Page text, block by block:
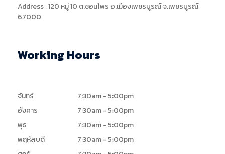
Address : 120 หมู่ 10 ต.ชอนไพร อ.เมืองเพชรบูรณ์ จ.เพชรบูรณ์
67000
Working Hours
จันทร์
7:30am - 5:00pm
อังคาร
7:30am - 5:00pm
พุธ
7:30am - 5:00pm
พฤหัสบดี
7:30am - 5:00pm